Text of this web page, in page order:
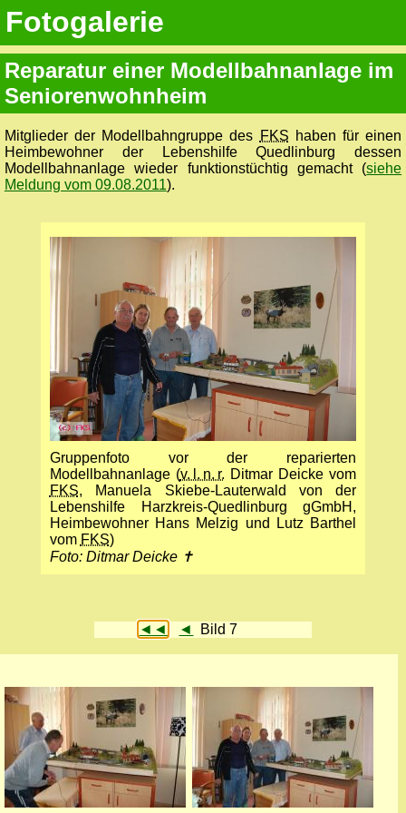
Fotogalerie
Reparatur einer Modellbahnanlage im
Seniorenwohnheim
Mitglieder der Modellbahngruppe des FKS haben für einen
Heimbewohner der Lebenshilfe Quedlinburg dessen
Modellbahnanlage wieder funktionstüchtig gemacht (siehe
Meldung vom 09.08.2011).
Gruppenfoto vor der reparierten
Modellbahnanlage (v. l. n. r. Ditmar Deicke vom
FKS, Manuela Skiebe-Lauterwald von der
Lebenshilfe Harzkreis-Quedlinburg gGmbH,
Heimbewohner Hans Melzig und Lutz Barthel
vom FKS)
Foto: Ditmar Deicke ✝
◄◄ ◄ Bild 7